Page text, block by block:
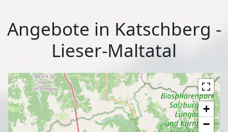
Angebote in Katschberg -
Lieser-Maltatal
+
−